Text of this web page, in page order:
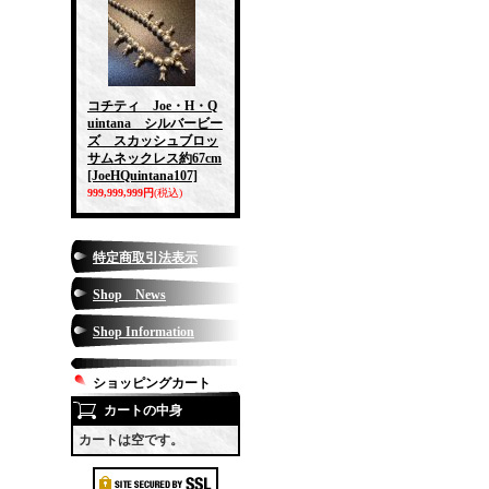
コチティ Joe・H・Q
uintana シルバービー
ズ スカッシュブロッ
サムネックレス約67cm
[JoeHQuintana107]
999,999,999円(税込)
特定商取引法表示
Shop News
Shop Information
ショッピングカート
カートの中身
カートは空です。